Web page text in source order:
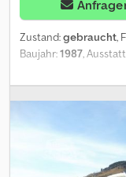
Zustand:gebraucht,
Baujahr:1987,
Rad Fahrerplatz :
StVZO-Beleuchtung
mit Zähne ID:116943
Verstellausleger
funktionsfaehig Wir
gebrauchten
finden Sie unter